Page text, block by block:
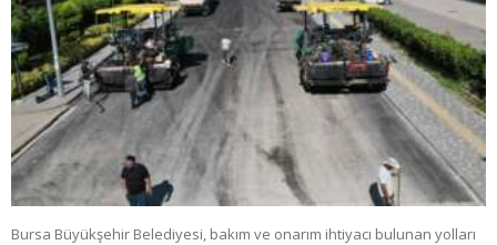
Bursa Büyükşehir Belediyesi, bakım ve onarım ihtiyacı bulunan yolları